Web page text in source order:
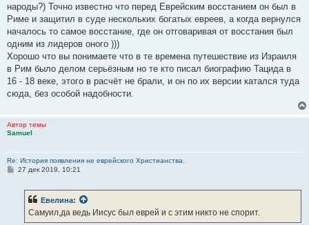
народы?) Точно известно что перед Еврейским восстанием он был в
Риме и защитил в суде нескольких богатых евреев, а когда вернулся
началось то самое восстание, где он отговаривая от восстания был
одним из лидеров оного )))
Хорошо что вы понимаете что в те времена путешествие из Израиля
в Рим было делом серьёзным но те кто писал биографию Тацида в
16 - 18 веке, этого в расчёт не брали, и он по их версии катался туда
сюда, без особой надобности.
Автор темы
Samuel
Re: История появления не еврейского Христианства.
С27 дек 2019, 10:21
Евелина:
Самуил,да ведь Иисус был еврей и с этим никто не спорит.